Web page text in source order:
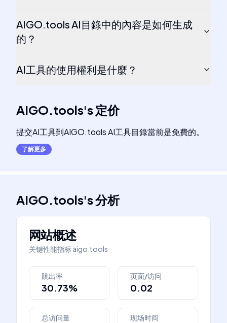
AIGO.tools AI目錄中的內容是如何生成
的？
AI工具的使用權利是什麼？
AIGO.tools's 定价
提交AI工具到AIGO.tools AI工具目錄當前是免費的。
了解更多
AIGO.tools's分析
网站概述
关键性能指标aigo.tools
跳出率
30.73%
页面/访问
0.02
总访问量 现场时间